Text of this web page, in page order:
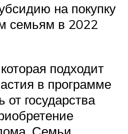
на покупку
семьям в 2022
подходит
в программе
от государства